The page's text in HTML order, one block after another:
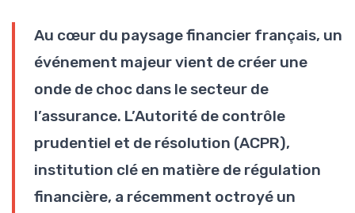
Au cœur du paysage financier français, un
événement majeur vient de créer une
onde de choc dans le secteur de
l’assurance. L’Autorité de contrôle
prudentiel et de résolution (ACPR),
institution clé en matière de régulation
financière, a récemment octroyé un